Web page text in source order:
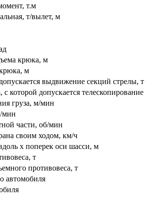
т.м
т/вылет, м
крюка, м
м
выдвижение секций стрелы, т
которой допускается
груза, м/мин
мин
части, об/мин
своим ходом, км/ч
х поперек оси шасси, м
т
противовеса, т
автомобиля